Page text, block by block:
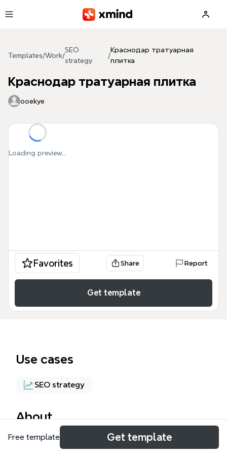
Templates/Work/
SEO
strategy
/
Краснодар тратуарная
плитка
Краснодар тратуарная плитка
ooekye
Loading preview...
Favorites Share Report
Get template
Use cases
SEO strategy
About
Ментальная карта «Краснодар тратуарная
Free template Get template